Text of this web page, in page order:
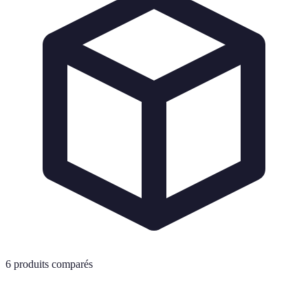
6 produits comparés